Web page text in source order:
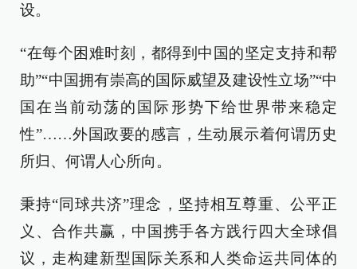
设。
“在每个困难时刻，都得到中国的坚定支持和帮
助”“中国拥有崇高的国际威望及建设性立场”“中
国在当前动荡的国际形势下给世界带来稳定
性”……外国政要的感言，生动展示着何谓历史
所归、何谓人心所向。
秉持“同球共济”理念，坚持相互尊重、公平正
义、合作共赢，中国携手各方践行四大全球倡
议，走构建新型国际关系和人类命运共同体的